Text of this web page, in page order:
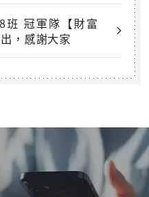
班 冠軍隊【財富
，感謝大家